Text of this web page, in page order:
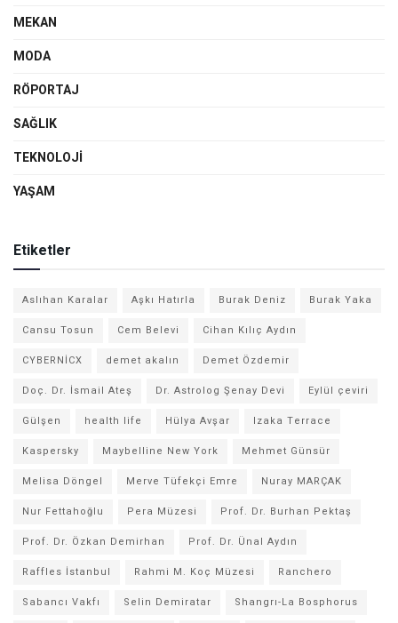
MEKAN
MODA
RÖPORTAJ
SAĞLIK
TEKNOLOJI
YAŞAM
Etiketler
Aslıhan Karalar Aşkı Hatırla Burak Deniz
Burak Yaka
Cansu Tosun
Cem Belevi
Cihan Kılıç Aydın
CYBERNİCX
demet akalın
Demet Özdemir
Doç. Dr. İsmail Ateş
Dr. Astrolog Şenay Devi
Eylül çeviri
Gülşen
health life Hülya Avşar
Izaka Terrace
Kaspersky
Maybelline New York
Mehmet Günsür
Melisa Döngel
Merve Tüfekçi Emre
Nuray MARÇAK
Nur Fettahoğlu
Pera Müzesi
Prof. Dr. Burhan Pektaş
Prof. Dr. Özkan Demirhan
Prof. Dr. Ünal Aydın
Raffles İstanbul
Rahmi M. Koç Müzesi
Ranchero
Sabancı Vakfı
Selin Demiratar
Shangrı-La Bosphorus